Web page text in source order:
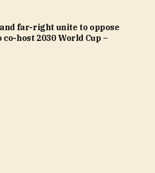
far-right unite to oppose
co-host 2030 World Cup –